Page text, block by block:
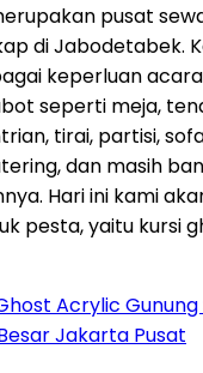
pusat
di Jabodetabek.
keperluan
seperti meja,
tirai, partisi,
dan masih
Hari ini kami
pesta, yaitu kursi